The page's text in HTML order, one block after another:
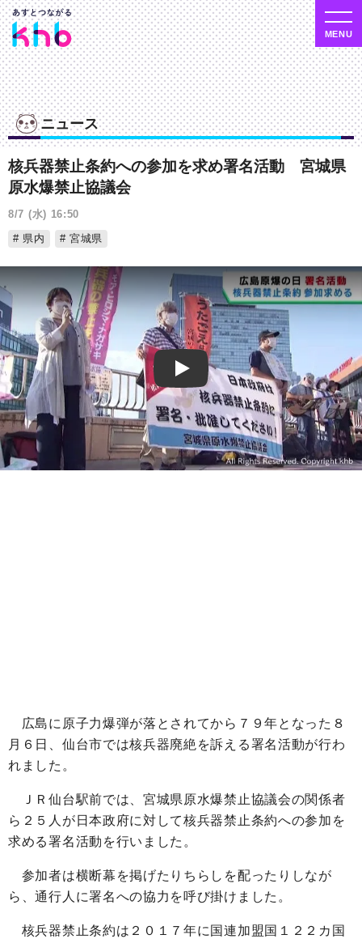
ニュース
核兵器禁止条約への参加を求め署名活動 宮城県
原水爆禁止協議会
8/7 (水) 16:50
県内
宮城県
Play
広島に原子力爆弾が落とされてから７９年となった８
月６日、仙台市では核兵器廃絶を訴える署名活動が行わ
れました。
ＪＲ仙台駅前では、宮城県原水爆禁止協議会の関係者
ら２５人が日本政府に対して核兵器禁止条約への参加を
求める署名活動を行いました。
参加者は横断幕を掲げたりちらしを配ったりしなが
ら、通行人に署名への協力を呼び掛けました。
核兵器禁止条約は２０１７年に国連加盟国１２２カ国